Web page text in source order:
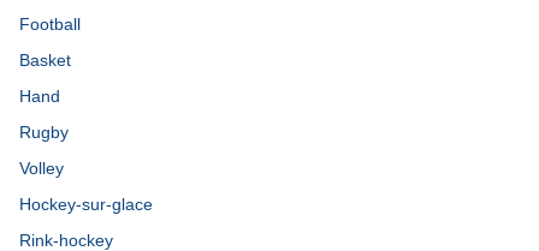
Football
Basket
Hand
Rugby
Volley
Hockey-sur-glace
Rink-hockey